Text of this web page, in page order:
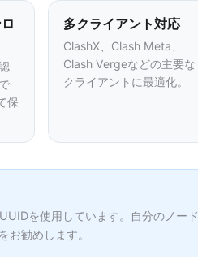
保
多クライアント対応
ClashX、Clash Meta、
Clash Vergeなどの主要な
クライアントに最適化。
を使用しています。自分のノード
お勧めします。